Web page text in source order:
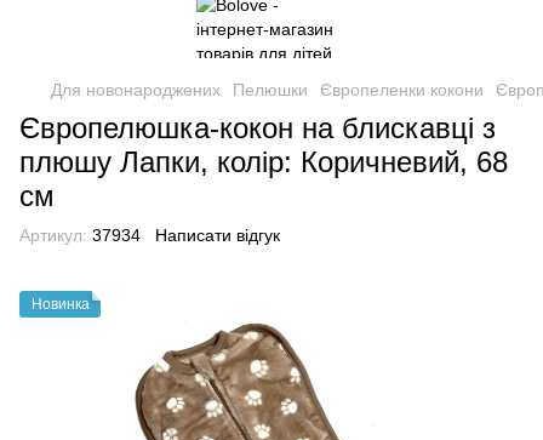
Для новонароджених Пелюшки Європеленки кокони
Європелюшка-кокон на блискавці з
плюшу Лапки, колір: Коричневий, 68
см
Артикул: 37934 Написати відгук
Новинка